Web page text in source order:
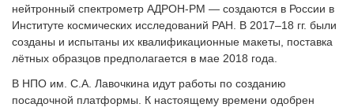
нейтронный спектрометр АДРОН-РМ — создаются в России в
Институте космических исследований РАН. В 2017–18 гг. были
созданы и испытаны их квалификационные макеты, поставка
лётных образцов предполагается в мае 2018 года.
В НПО им. С.А. Лавочкина идут работы по созданию
посадочной платформы. К настоящему времени одобрен